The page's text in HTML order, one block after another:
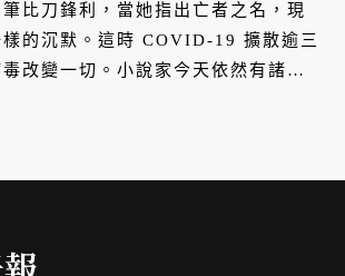
比刀鋒利，當她指出亡者之名，現
的沉默。這時 COVID-19 擴散逾三
改變一切。小說家今天依然有諸多